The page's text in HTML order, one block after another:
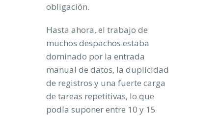
obligación.
Hasta ahora, el trabajo de
muchos despachos estaba
dominado por la entrada
manual de datos, la duplicidad
de registros y una fuerte carga
de tareas repetitivas, lo que
podía suponer entre 10 y 15